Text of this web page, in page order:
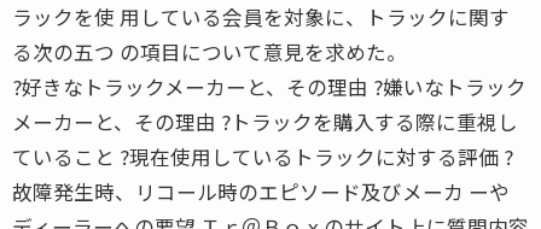
ラックを使 用している会員を対象に、トラックに関す
る次の五つ の項目について意見を求めた。
?好きなトラックメーカーと、その理由 ?嫌いなトラック
メーカーと、その理由 ?トラックを購入する際に重視し
ていること ?現在使用しているトラックに対する評価 ?
故障発生時、リコール時のエピソード及びメーカ ーや